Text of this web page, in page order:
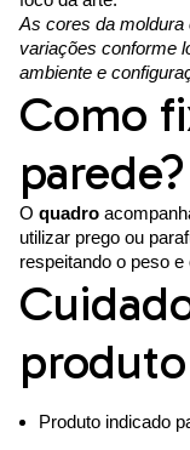
As cores da moldura
variações conforme
ambiente e
Como
parede?
O quadro
utilizar prego ou
respeitando o peso
produto
Produto indicado